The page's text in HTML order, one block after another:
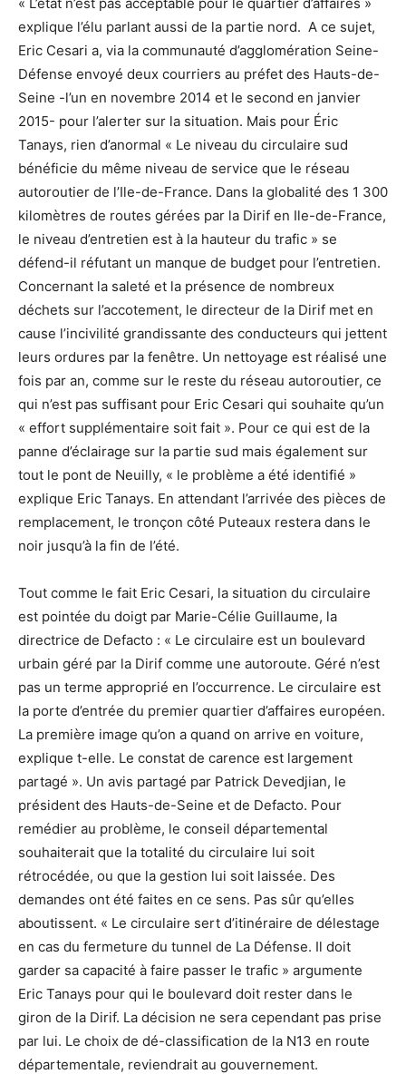
explique l’élu parlant aussi de la partie nord. A ce sujet,
Eric Cesari a, via la communauté d’agglomération Seine-
Défense envoyé deux courriers au préfet des Hauts-de-
Seine -l’un en novembre 2014 et le second en janvier
2015- pour l’alerter sur la situation. Mais pour Éric
Tanays, rien d’anormal « Le niveau du circulaire sud
bénéficie du même niveau de service que le réseau
autoroutier de l’Ile-de-France. Dans la globalité des 1 300
kilomètres de routes gérées par la Dirif en Ile-de-France,
le niveau d’entretien est à la hauteur du trafic » se
défend-il réfutant un manque de budget pour l’entretien.
Concernant la saleté et la présence de nombreux
déchets sur l’accotement, le directeur de la Dirif met en
cause l’incivilité grandissante des conducteurs qui jettent
leurs ordures par la fenêtre. Un nettoyage est réalisé une
fois par an, comme sur le reste du réseau autoroutier, ce
qui n’est pas suffisant pour Eric Cesari qui souhaite qu’un
« effort supplémentaire soit fait ». Pour ce qui est de la
panne d’éclairage sur la partie sud mais également sur
tout le pont de Neuilly, « le problème a été identifié »
explique Eric Tanays. En attendant l’arrivée des pièces de
remplacement, le tronçon côté Puteaux restera dans le
noir jusqu’à la fin de l’été.
Tout comme le fait Eric Cesari, la situation du circulaire
est pointée du doigt par Marie-Célie Guillaume, la
directrice de Defacto : « Le circulaire est un boulevard
urbain géré par la Dirif comme une autoroute. Géré n’est
pas un terme approprié en l’occurrence. Le circulaire est
la porte d’entrée du premier quartier d’affaires européen.
La première image qu’on a quand on arrive en voiture,
explique t-elle. Le constat de carence est largement
partagé ». Un avis partagé par Patrick Devedjian, le
président des Hauts-de-Seine et de Defacto. Pour
remédier au problème, le conseil départemental
souhaiterait que la totalité du circulaire lui soit
rétrocédée, ou que la gestion lui soit laissée. Des
demandes ont été faites en ce sens. Pas sûr qu’elles
aboutissent. « Le circulaire sert d’itinéraire de délestage
en cas du fermeture du tunnel de La Défense. Il doit
garder sa capacité à faire passer le trafic » argumente
Eric Tanays pour qui le boulevard doit rester dans le
giron de la Dirif. La décision ne sera cependant pas prise
par lui. Le choix de dé-classification de la N13 en route
départementale, reviendrait au gouvernement.